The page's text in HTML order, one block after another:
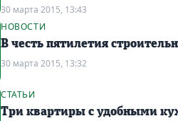
30 марта 2015, 13:43
НОВОСТИ
В честь пятилетия
30 марта 2015, 13:32
СТАТЬИ
Три квартиры с удобными